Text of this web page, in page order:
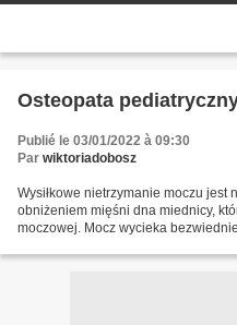
Osteopata
Publié le 03/01/2022 à 09:30
Par wiktoriadobosz
Wysiłkowe nietrzymanie moczu jest
obniżeniem mięśni dna miednicy,
moczowej. Mocz wycieka